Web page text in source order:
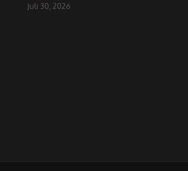
Juli 30, 2026